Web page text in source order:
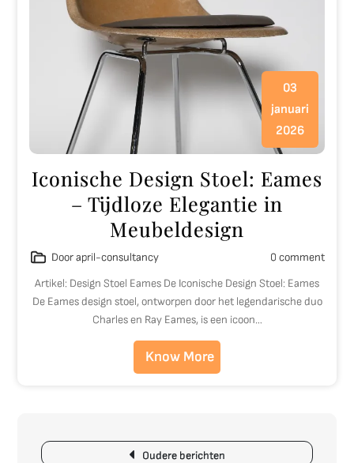
03
januari
2026
Iconische Design Stoel: Eames
– Tijdloze Elegantie in
Meubeldesign
Door april-consultancy
0 comment
Artikel: Design Stoel Eames De Iconische Design Stoel: Eames
De Eames design stoel, ontworpen door het legendarische duo
Charles en Ray Eames, is een icoon…
Know More
Berichtnavigatie
Oudere berichten